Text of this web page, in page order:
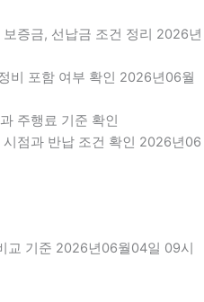
증금, 선납금 조건 정리 2026년
비 포함 여부 확인 2026년06월
주행료 기준 확인
점과 반납 조건 확인 2026년06
교 기준 2026년06월04일 09시